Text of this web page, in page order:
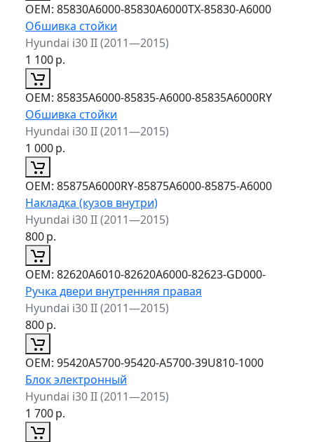
ОЕМ: 85830A6000-85830A6000TX-85830-A6000
Обшивка стойки
Hyundai i30 II (2011—2015)
1 100р.
ОЕМ: 85835A6000-85835-A6000-85835A6000RY
Обшивка стойки
Hyundai i30 II (2011—2015)
1 000р.
ОЕМ: 85875A6000RY-85875A6000-85875-A6000
Накладка (кузов внутри)
Hyundai i30 II (2011—2015)
800р.
ОЕМ: 82620A6010-82620A6000-82623-GD000-
Ручка двери внутренняя правая
Hyundai i30 II (2011—2015)
800р.
ОЕМ: 95420A5700-95420-A5700-39U810-1000
Блок электронный
Hyundai i30 II (2011—2015)
1 700р.